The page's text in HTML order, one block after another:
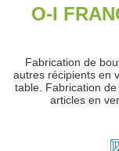
O-I
Fabrication de
autres récipients en
table. Fabrication
articles en